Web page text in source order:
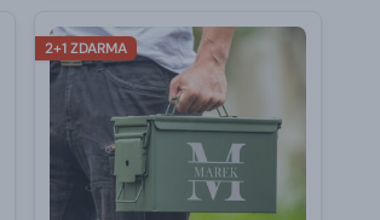
2+1 ZDARMA